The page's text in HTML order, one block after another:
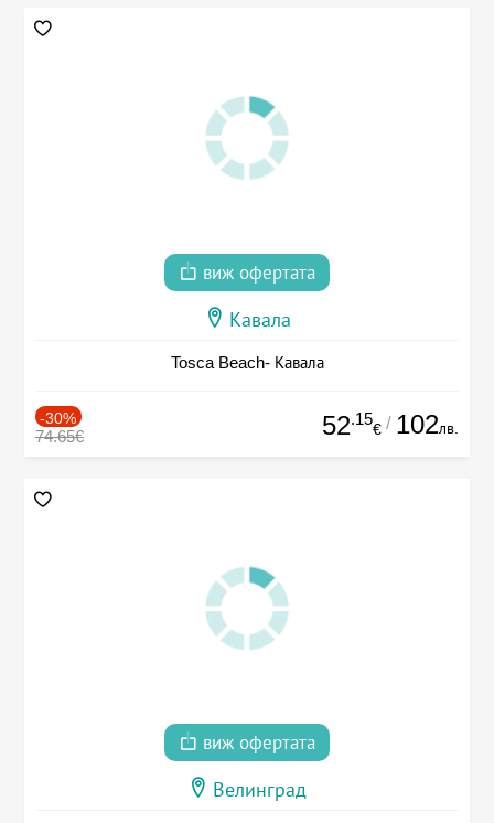
виж офертата
Кавала
Tosca Beach- Кавала
-30%
74.65€ 52.15
€ / 102лв.
виж офертата
Велинград